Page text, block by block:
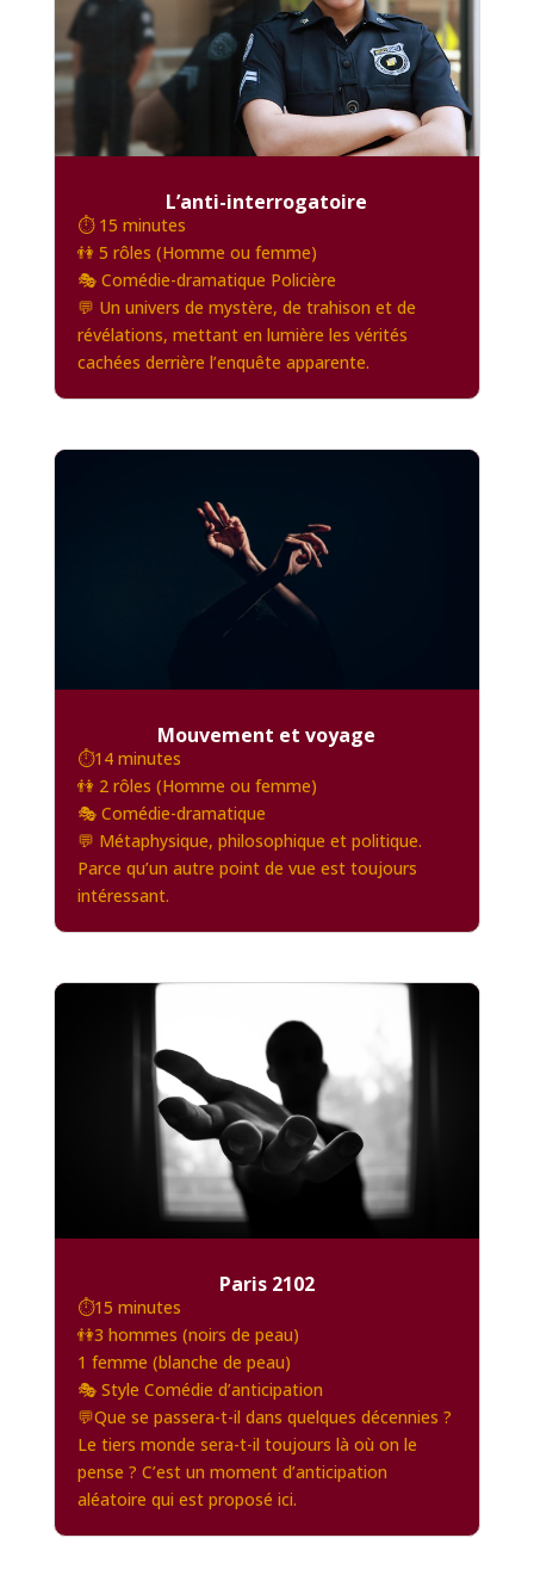
L’anti-interrogatoire
⏱️ 15 minutes
👫 5 rôles (Homme ou femme)
🎭 Comédie-dramatique Policière
💬 Un univers de mystère, de trahison et de
révélations, mettant en lumière les vérités
cachées derrière l’enquête apparente.
Mouvement et voyage
⏱️14 minutes
👫 2 rôles (Homme ou femme)
🎭 Comédie-dramatique
💬 Métaphysique, philosophique et politique.
Parce qu’un autre point de vue est toujours
intéressant.
Paris 2102
⏱️15 minutes
👫3 hommes (noirs de peau)
1 femme (blanche de peau)
🎭 Style Comédie d’anticipation
💬Que se passera-t-il dans quelques décennies ?
Le tiers monde sera-t-il toujours là où on le
pense ? C’est un moment d’anticipation
aléatoire qui est proposé ici.